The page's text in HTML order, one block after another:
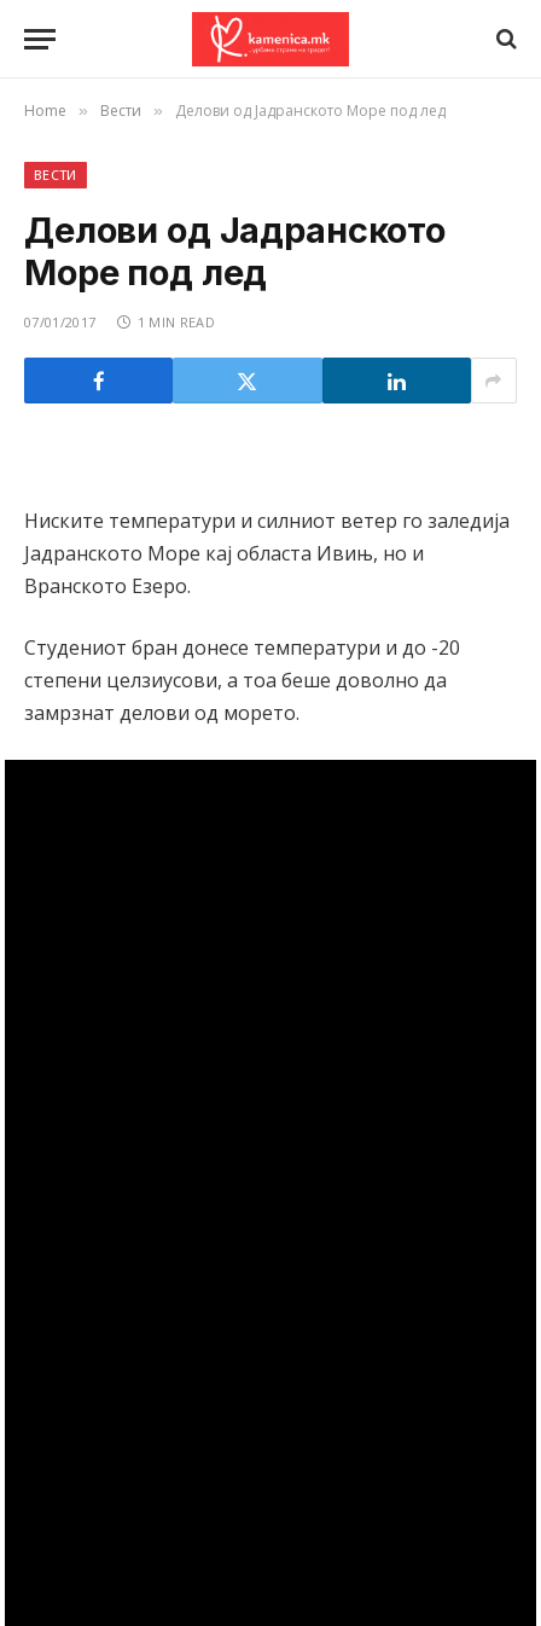
Home » Вести » Делови од Јадранското Море под лед
ВЕСТИ
Делови од Јадранското
Море под лед
07/01/2017 1 MIN READ
Ниските температури и силниот ветер го заледија
Јадранското Море кај областа Ивињ, но и
Вранското Езеро.
Студениот бран донесе температури и до -20
степени целзиусови, а тоа беше доволно да
замрзнат делови од морето.